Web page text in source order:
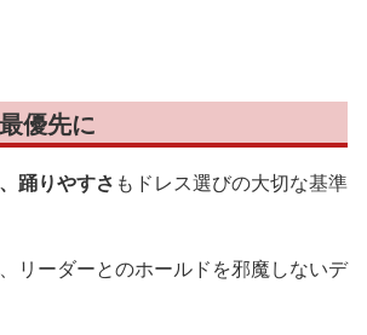
優先に
踊りやすさ もドレス選びの大切な基準
リーダーとのホールドを邪魔しないデ